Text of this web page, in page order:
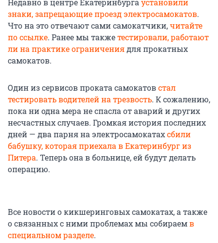
Недавно в центре Екатеринбургаустановили
знаки, запрещающие проезд электросамокатов.
Что на это отвечают сами самокатчики,читайте
по ссылке. Ранее мы такжетестировали, работают
ли на практике ограничениядля прокатных
самокатов.
Один из сервисов проката самокатовстал
тестировать водителей на трезвость. К сожалению,
пока ни одна мера не спасла от аварий и других
несчастных случаев. Громкая история последних
дней — два парня на электросамокатахсбили
бабушку, которая приехала в Екатеринбург из
Питера. Теперь она в больнице, ей будут делать
операцию.
Все новости о кикшеринговых самокатах, а также
о связанных с ними проблемах мы собираемв
специальном разделе.